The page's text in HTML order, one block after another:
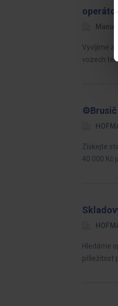
Vyvíjíme a
vozech
⚙️Brusič
Získejte
40 000 Kč
Hledáme
příležitost